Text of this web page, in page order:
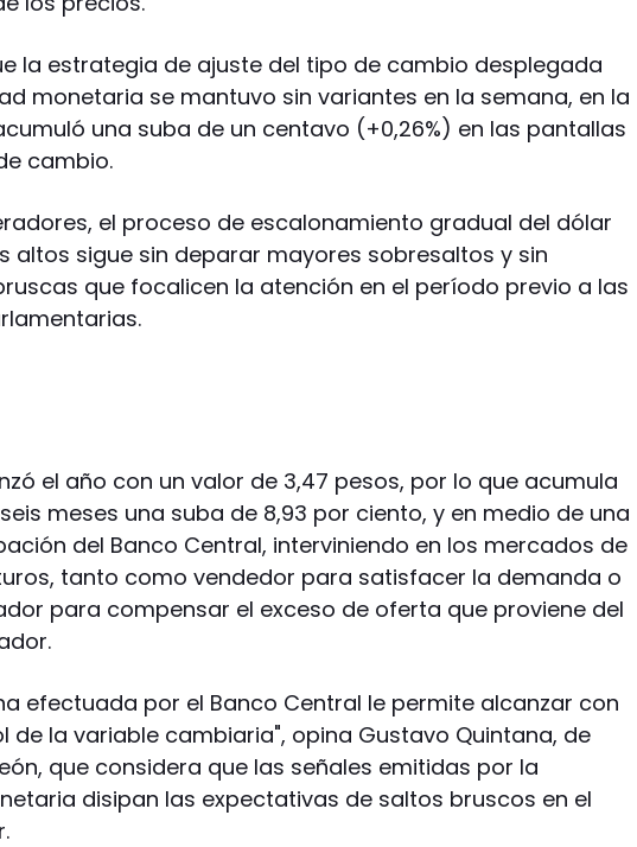
la estrategia de ajuste del tipo de cambio desplegada
monetaria se mantuvo sin variantes en la semana, en la
una suba de un centavo (+0,26%) en las pantallas
cambio.
el proceso de escalonamiento gradual del dólar
altos sigue sin deparar mayores sobresaltos y sin
que focalicen la atención en el período previo a las
el año con un valor de 3,47 pesos, por lo que acumula
meses una suba de 8,93 por ciento, y en medio de una
del Banco Central, interviniendo en los mercados de
tanto como vendedor para satisfacer la demanda o
para compensar el exceso de oferta que proviene del
efectuada por el Banco Central le permite alcanzar con
de la variable cambiaria", opina Gustavo Quintana, de
que considera que las señales emitidas por la
disipan las expectativas de saltos bruscos en el